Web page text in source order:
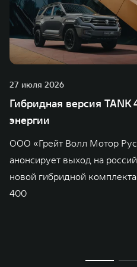
27 июля 2026
Гибридная версия TANK
энергии
ООО «Грейт Волл Мотор
анонсирует выход на
новой гибридной
400